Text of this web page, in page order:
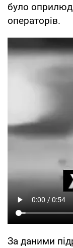
було
операторів.
За даними